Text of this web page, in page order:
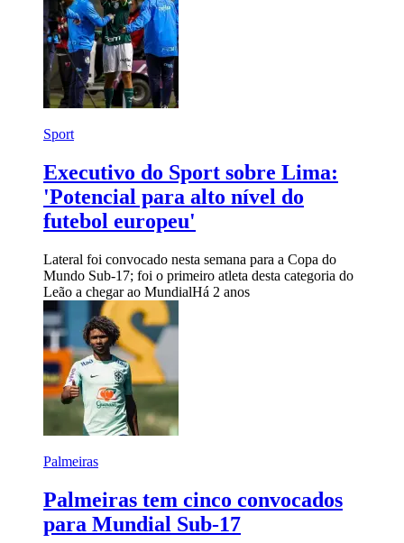
Sport
Executivo do Sport sobre Lima:
'Potencial para alto nível do
futebol europeu'
Lateral foi convocado nesta semana para a Copa do
Mundo Sub-17; foi o primeiro atleta desta categoria do
Leão a chegar ao MundialHá 2 anos
Palmeiras
Palmeiras tem cinco convocados
para Mundial Sub-17